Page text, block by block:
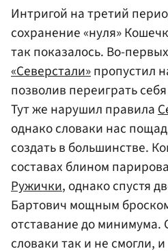
Интригой на третий
сохранение «нуля»
так показалось. Во-
«Северстали»пропустил
позволив переиграть
Тут же нарушил правила
однако словаки нас
создать в большинстве.
составах блином
Ружички, однако спустя
Бартович мощным
отставание до минимума.
словаки так и не смогли,